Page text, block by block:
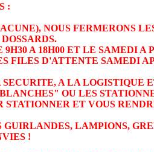
:
NOUS FERMERONS
A 18H00 ET LE SAMEDI A
FILES D'ATTENTE SAMEDI
A LA LOGISTIQUE
OU LES
ET VOUS
LAMPIONS,
!